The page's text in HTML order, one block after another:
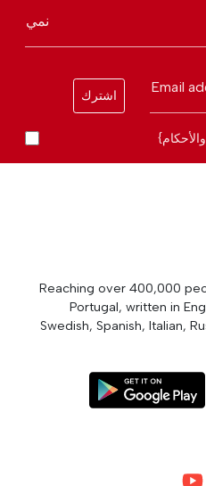
نمي
Email
اشترك
Reaching over 400,000
Portugal, written in
Swedish, Spanish, Italian,